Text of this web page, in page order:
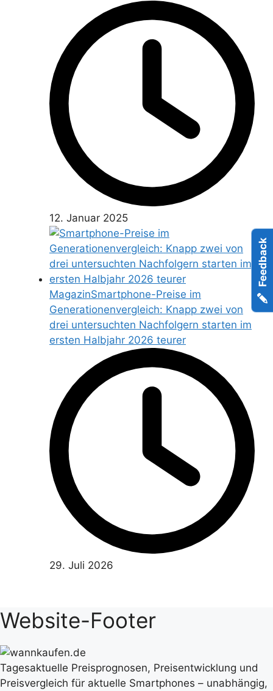
12. Januar 2025
MagazinSmartphone-Preise im
Generationenvergleich: Knapp zwei von
drei untersuchten Nachfolgern starten im
ersten Halbjahr 2026 teurer
29. Juli 2026
Website-Footer
Tagesaktuelle Preisprognosen, Preisentwicklung und
Preisvergleich für aktuelle Smartphones – unabhängig,
Feedback